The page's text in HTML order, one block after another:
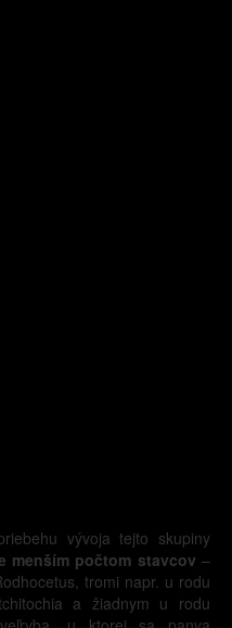
vývoja tejto skupiny
menším počtom stavcov –
tromi napr. u rodu
a žiadnym u rodu